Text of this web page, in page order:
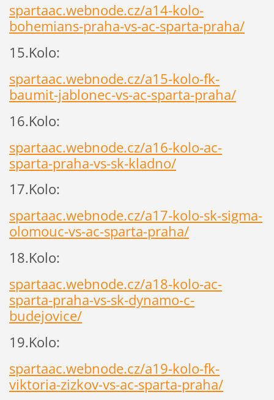
spartaac.webnode.cz/a14-kolo-
bohemians-praha-vs-ac-sparta-praha/
15.Kolo:
spartaac.webnode.cz/a15-kolo-fk-
baumit-jablonec-vs-ac-sparta-praha/
16.Kolo:
spartaac.webnode.cz/a16-kolo-ac-
sparta-praha-vs-sk-kladno/
17.Kolo:
spartaac.webnode.cz/a17-kolo-sk-sigma-
olomouc-vs-ac-sparta-praha/
18.Kolo:
spartaac.webnode.cz/a18-kolo-ac-
sparta-praha-vs-sk-dynamo-c-
budejovice/
19.Kolo:
spartaac.webnode.cz/a19-kolo-fk-
viktoria-zizkov-vs-ac-sparta-praha/